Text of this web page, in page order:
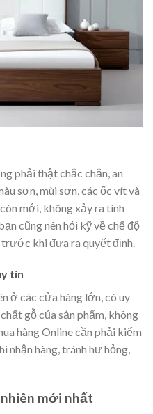
phải thật chắc chắn, an
sơn, mùi sơn, các ốc vít và
mới, không xảy ra tình
cũng nên hỏi kỹ về chế độ
khi đưa ra quyết định.
tín
ở các cửa hàng lớn, có uy
gỗ của sản phẩm, không
hàng Online cần phải kiểm
hàng, tránh hư hỏng,
mới nhất